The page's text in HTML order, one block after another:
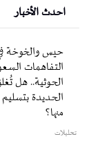
احدث الأخبار
حيس والخوخة
التفاهمات
الحوثية.. هل
الحديدة
منها؟
تحليلات